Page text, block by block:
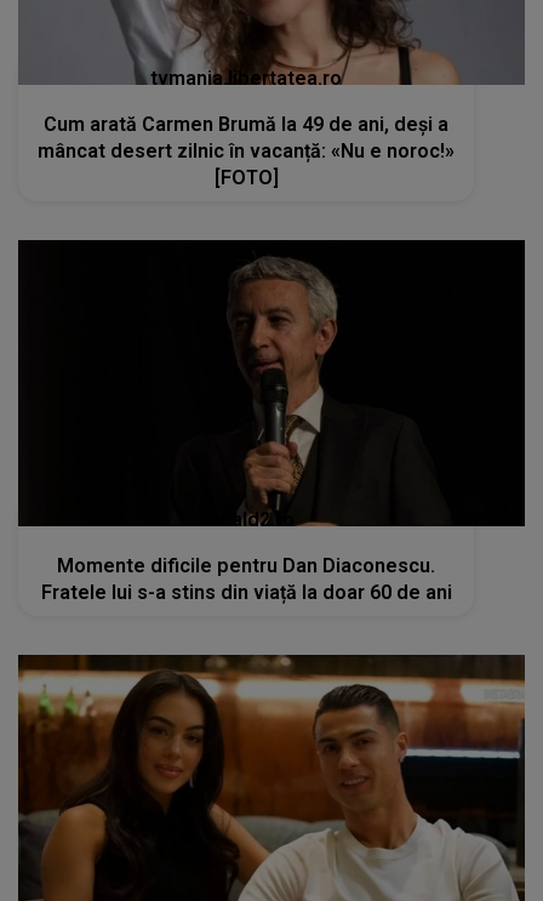
tvmania.libertatea.ro
Cum arată Carmen Brumă la 49 de ani, deși a
mâncat desert zilnic în vacanță: «Nu e noroc!»
[FOTO]
kanald2.ro
Momente dificile pentru Dan Diaconescu.
Fratele lui s-a stins din viață la doar 60 de ani